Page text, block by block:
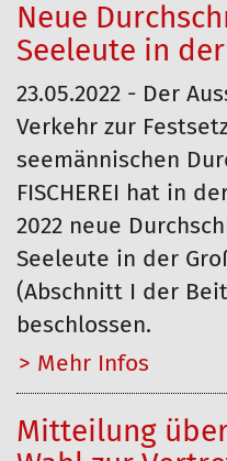
Neue
Seeleute in
23.05.2022 - Der
Verkehr zur
seemännischen
FISCHEREI hat in
2022 neue
Seeleute in der
(Abschnitt I der
beschlossen.
Mehr…
Mitteilung